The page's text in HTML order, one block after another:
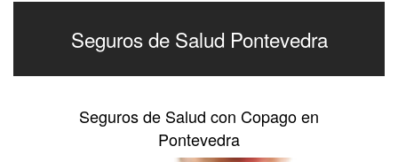
Seguros de Salud Pontevedra
Seguros de Salud con Copago en
Pontevedra